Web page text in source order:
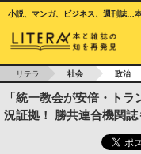
小説、マンガ、ビジネス、週刊誌…
リテラ 社会 政治
「統一教会が安倍・ト
況証拠！ 勝共連合機関